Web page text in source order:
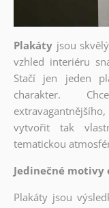
Plakáty jsou
vzhled interiéru
Stačí jen jeden
charakter.
vytvořit tak
tematickou
Jedinečné motivy
Plakáty jsou